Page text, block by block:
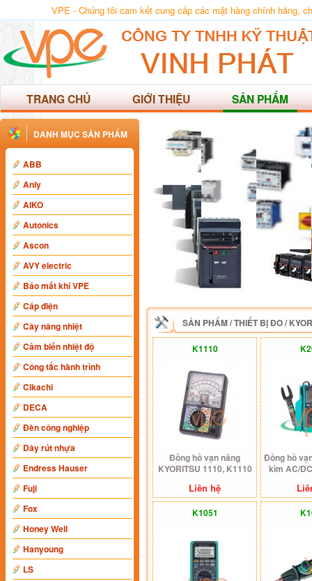
VPE - Chúng tôi cam kết cung cấp các mặt hàng chính hãng,
TRANG CHỦ GIỚI THIỆU SẢN PHẨM
DANH MỤC SẢN PHẨM
ABB
Anly
AIKO
Autonics
Ascon
AVY electric
Báo mất khí VPE
Cáp điện
Cây nâng nhiệt
Cảm biến nhiệt độ
Công tắc hành trình
Cikachi
DECA
Đèn công nghiệp
Dây rút nhựa
Endress Hauser
Fuji
Fox
Honey Well
Hanyoung
LS
SẢN PHẨM/THIẾT BỊ ĐO/
K1110
Đồng hồ vạn năng
KYORITSU 1110, K1110
Liên hệ
Đồng hồ
kìm AC/
K1051